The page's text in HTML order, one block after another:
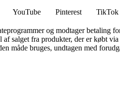
YouTube Pinterest TikTok
og modtager betaling
salget fra produkter, der er købt
måde bruges, undtagen med